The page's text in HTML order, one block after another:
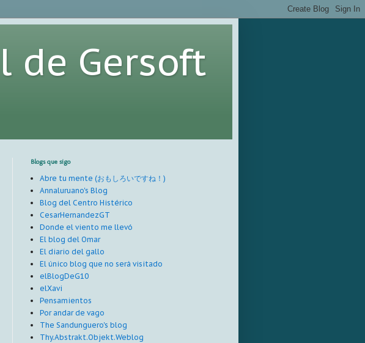
de Gersoft
Blogs que sigo
Abre tu mente (おもしろいですね！)
Annaluruano's Blog
Blog del Centro Histérico
CesarHernandezGT
Donde el viento me llevó
El blog del Omar
El diario del gallo
El único blog que no será visitado
elBlogDeG10
elXavi
Pensamientos
Por andar de vago
The Sandunguero's blog
Thy.Abstrakt.Objekt.Weblog